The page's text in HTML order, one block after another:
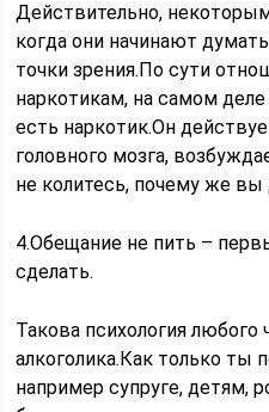
Действительно,
когда они начинают
точки зрения.По сути
наркотикам, на самом
есть наркотик.Он
головного мозга,
не колитесь, почему же
4.Обещание не пить –
сделать.
Такова психология любого
алкоголика.Как только ты
например супруге, детям,